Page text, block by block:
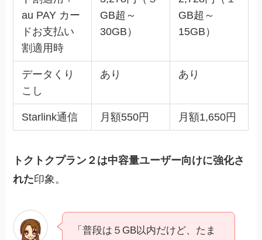
au PAY カー
ドお支払い
割適用時
GB超～
30GB）
GB超～
15GB）
データくり
こし
あり あり
Starlink通信 月額550円 月額1,650円
トクトクプラン２は中容量ユーザー向けに強化さ
れた印象。
「普段は５GB以内だけど、たま